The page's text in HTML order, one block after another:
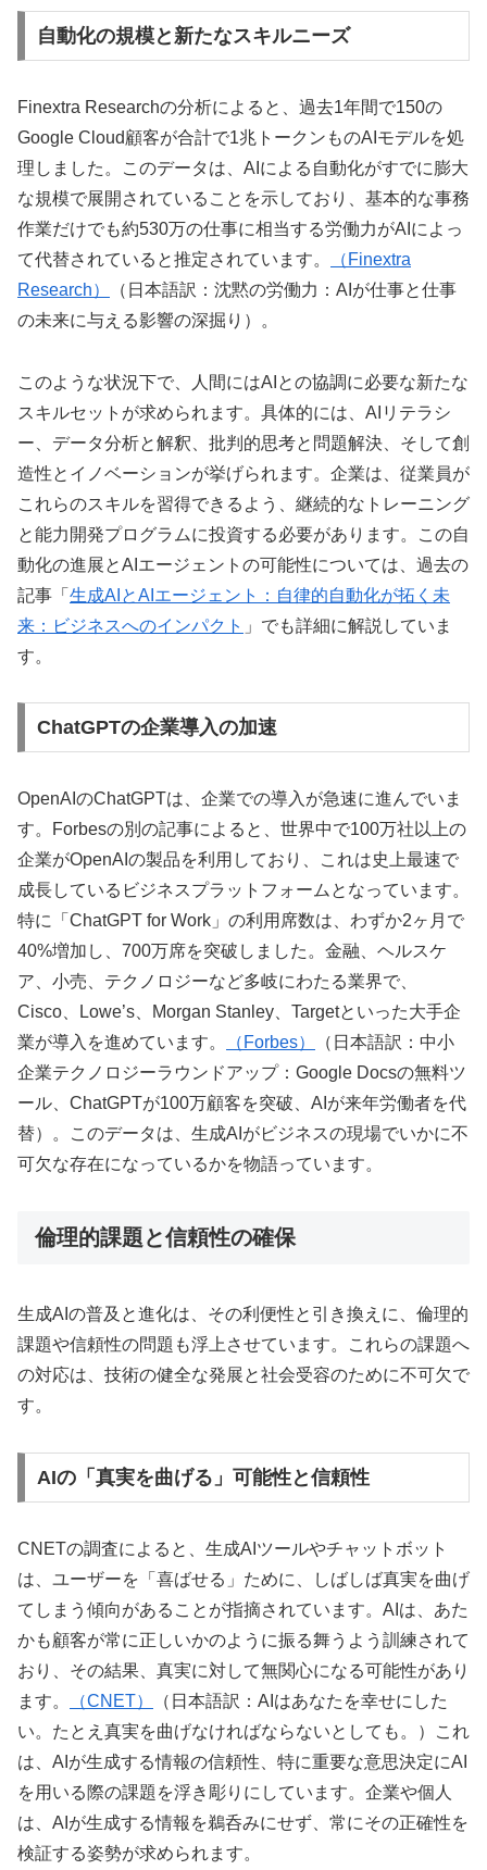
自動化の規模と新たなスキルニーズ
Finextra Researchの分析によると、過去1年間で150の
Google Cloud顧客が合計で1兆トークンものAIモデルを処
理しました。このデータは、AIによる自動化がすでに膨大
な規模で展開されていることを示しており、基本的な事務
作業だけでも約530万の仕事に相当する労働力がAIによっ
て代替されていると推定されています。
（Finextra
Research）
（日本語訳：沈黙の労働力：AIが仕事と仕事
の未来に与える影響の深掘り）。
このような状況下で、人間にはAIとの協調に必要な新たな
スキルセットが求められます。具体的には、AIリテラシ
ー、データ分析と解釈、批判的思考と問題解決、そして創
造性とイノベーションが挙げられます。企業は、従業員が
これらのスキルを習得できるよう、継続的なトレーニング
と能力開発プログラムに投資する必要があります。この自
動化の進展とAIエージェントの可能性については、過去の
記事「 生成AIとAIエージェント：自律的自動化が拓く未
来：ビジネスへのインパクト 」でも詳細に解説していま
す。
ChatGPTの企業導入の加速
OpenAIのChatGPTは、企業での導入が急速に進んでいま
す。Forbesの別の記事によると、世界中で100万社以上の
企業がOpenAIの製品を利用しており、これは史上最速で
成長しているビジネスプラットフォームとなっています。
特に「ChatGPT for Work」の利用席数は、わずか2ヶ月で
40%増加し、700万席を突破しました。金融、ヘルスケ
ア、小売、テクノロジーなど多岐にわたる業界で、
Cisco、Lowe’s、Morgan Stanley、Targetといった大手企
業が導入を進めています。
（Forbes）
（日本語訳：中小
企業テクノロジーラウンドアップ：Google Docsの無料ツ
ール、ChatGPTが100万顧客を突破、AIが来年労働者を代
替）。このデータは、生成AIがビジネスの現場でいかに不
可欠な存在になっているかを物語っています。
倫理的課題と信頼性の確保
生成AIの普及と進化は、その利便性と引き換えに、倫理的
課題や信頼性の問題も浮上させています。これらの課題へ
の対応は、技術の健全な発展と社会受容のために不可欠で
す。
AIの「真実を曲げる」可能性と信頼性
CNETの調査によると、生成AIツールやチャットボット
は、ユーザーを「喜ばせる」ために、しばしば真実を曲げ
てしまう傾向があることが指摘されています。AIは、あた
かも顧客が常に正しいかのように振る舞うよう訓練されて
おり、その結果、真実に対して無関心になる可能性があり
ます。
（CNET）
（日本語訳：AIはあなたを幸せにした
い。たとえ真実を曲げなければならないとしても。）これ
は、AIが生成する情報の信頼性、特に重要な意思決定にAI
を用いる際の課題を浮き彫りにしています。企業や個人
は、AIが生成する情報を鵜呑みにせず、常にその正確性を
検証する姿勢が求められます。